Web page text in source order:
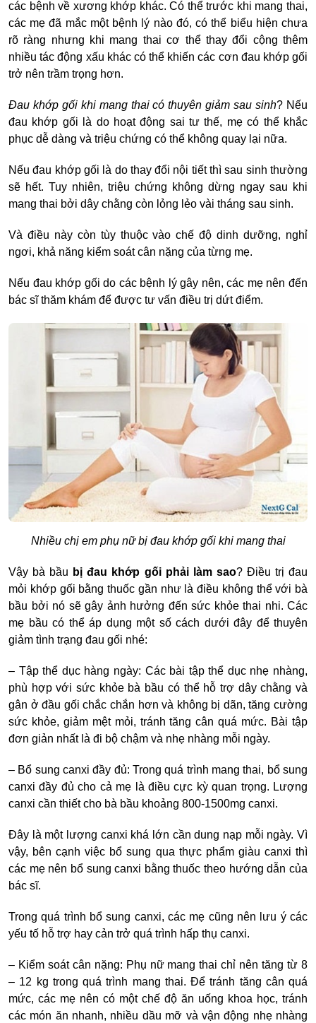
các bệnh về xương khớp khác. Có thể trước khi mang thai,
các mẹ đã mắc một bệnh lý nào đó, có thể biểu hiện chưa
rõ ràng nhưng khi mang thai cơ thể thay đổi cộng thêm
nhiều tác động xấu khác có thể khiến các cơn đau khớp gối
trở nên trầm trọng hơn.
Đau khớp gối khi mang thai có thuyên giảm sau sinh? Nếu
đau khớp gối là do hoạt động sai tư thế, mẹ có thể khắc
phục dễ dàng và triệu chứng có thể không quay lại nữa.
Nếu đau khớp gối là do thay đổi nội tiết thì sau sinh thường
sẽ hết. Tuy nhiên, triệu chứng không dừng ngay sau khi
mang thai bởi dây chằng còn lỏng lẻo vài tháng sau sinh.
Và điều này còn tùy thuộc vào chế độ dinh dưỡng, nghỉ
ngơi, khả năng kiểm soát cân nặng của từng mẹ.
Nếu đau khớp gối do các bệnh lý gây nên, các mẹ nên đến
bác sĩ thăm khám để được tư vấn điều trị dứt điểm.
Nhiều chị em phụ nữ bị đau khớp gối khi mang thai
Vậy bà bầu bị đau khớp gối phải làm sao? Điều trị đau
mỏi khớp gối bằng thuốc gần như là điều không thể với bà
bầu bởi nó sẽ gây ảnh hưởng đến sức khỏe thai nhi. Các
mẹ bầu có thể áp dụng một số cách dưới đây để thuyên
giảm tình trạng đau gối nhé:
– Tập thể dục hàng ngày: Các bài tập thể dục nhẹ nhàng,
phù hợp với sức khỏe bà bầu có thể hỗ trợ dây chằng và
gân ở đầu gối chắc chắn hơn và không bị dãn, tăng cường
sức khỏe, giảm mệt mỏi, tránh tăng cân quá mức. Bài tập
đơn giản nhất là đi bộ chậm và nhẹ nhàng mỗi ngày.
– Bổ sung canxi đầy đủ: Trong quá trình mang thai, bổ sung
canxi đầy đủ cho cả mẹ là điều cực kỳ quan trọng. Lượng
canxi cần thiết cho bà bầu khoảng 800-1500mg canxi.
Đây là một lượng canxi khá lớn cần dung nạp mỗi ngày. Vì
vậy, bên cạnh việc bổ sung qua thực phẩm giàu canxi thì
các mẹ nên bổ sung canxi bằng thuốc theo hướng dẫn của
bác sĩ.
Trong quá trình bổ sung canxi, các mẹ cũng nên lưu ý các
yếu tố hỗ trợ hay cản trở quá trình hấp thụ canxi.
– Kiểm soát cân nặng: Phụ nữ mang thai chỉ nên tăng từ 8
– 12 kg trong quá trình mang thai. Để tránh tăng cân quá
mức, các mẹ nên có một chế độ ăn uống khoa học, tránh
các món ăn nhanh, nhiều dầu mỡ và vận động nhẹ nhàng